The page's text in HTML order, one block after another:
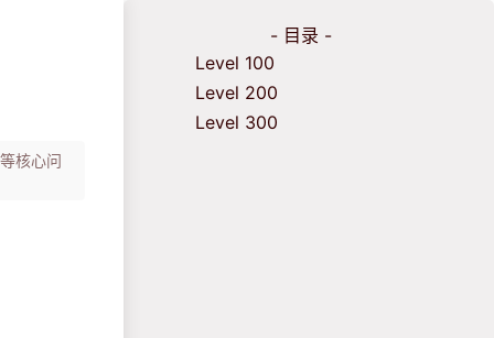
核心问
- 目录 -
Level 100
Level 200
Level 300